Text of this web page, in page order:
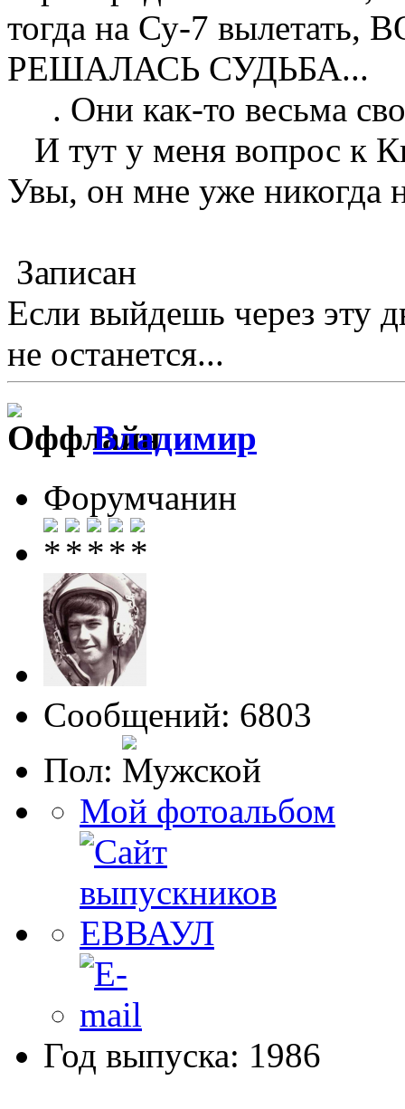
тогда на Су-7
РЕШАЛАСЬ СУДЬБА...
. Они как-то весьма
И тут у меня вопрос к
Увы, он мне уже никогда
Записан
Если выйдешь через эту
не останется...
Влaдимир
Форумчанин
Сообщений: 6803
Пол:
Мой фотоальбом
Год выпуска: 1986